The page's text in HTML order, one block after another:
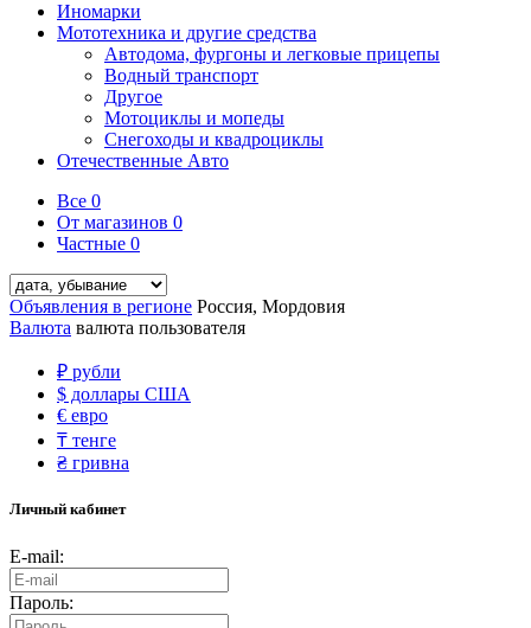
Иномарки
Мототехника и другие средства
Автодома, фургоны и легковые прицепы
Водный транспорт
Другое
Мотоциклы и мопеды
Снегоходы и квадроциклы
Отечественные Авто
Все 0
От магазинов 0
Частные 0
Объявления в регионе Россия, Мордовия
Валюта валюта пользователя
₽ рубли
$ доллары США
€ евро
₸ тенге
₴ гривна
Личный кабинет
E-mail:
Пароль: